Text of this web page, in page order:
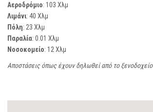
Αεροδρόμιο: 103 Χλμ
Λιμάνι: 40 Χλμ
Πόλη: 23 Χλμ
Παραλία: 0.01 Χλμ
Νοσοκομείο: 12 Χλμ
Αποστάσεις όπως έχουν δηλωθεί από το ξενοδοχείο